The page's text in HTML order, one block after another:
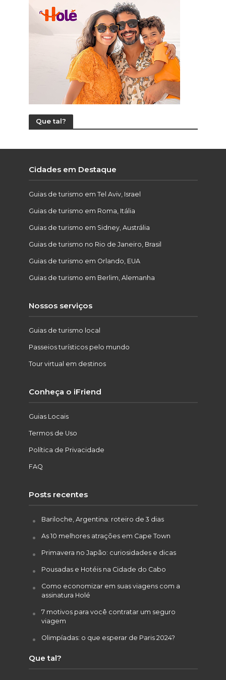
Que tal?
Cidades em Destaque
Guias de turismo em Tel Aviv, Israel
Guias de turismo em Roma, Itália
Guias de turismo em Sidney, Austrália
Guias de turismo no Rio de Janeiro, Brasil
Guias de turismo em Orlando, EUA
Guias de turismo em Berlim, Alemanha
Nossos serviços
Guias de turismo local
Passeios turísticos pelo mundo
Tour virtual em destinos
Conheça o iFriend
Guias Locais
Termos de Uso
Política de Privacidade
FAQ
Posts recentes
Bariloche, Argentina: roteiro de 3 dias
As 10 melhores atrações em Cape Town
Primavera no Japão: curiosidades e dicas
Pousadas e Hotéis na Cidade do Cabo
Como economizar em suas viagens com a
assinatura Holé
7 motivos para você contratar um seguro
viagem
Olimpíadas: o que esperar de Paris 2024?
Que tal?